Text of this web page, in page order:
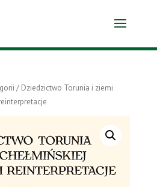
/ Dziedzictwo Torunia i ziemi